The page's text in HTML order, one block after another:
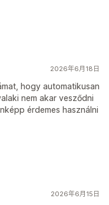
2026年6月18日
hogy automatikusan
nem akar vesződni
érdemes használni
2026年6月15日